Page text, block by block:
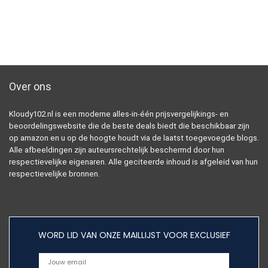
Over ons
Kloudy102.nl is een moderne alles-in-één prijsvergelijkings- en
beoordelingswebsite die de beste deals biedt die beschikbaar zijn
op amazon en u op de hoogte houdt via de laatst toegevoegde blogs.
Alle afbeeldingen zijn auteursrechtelijk beschermd door hun
respectievelijke eigenaren. Alle geciteerde inhoud is afgeleid van hun
respectievelijke bronnen.
WORD LID VAN ONZE MAILLIJST VOOR EXCLUSIEF